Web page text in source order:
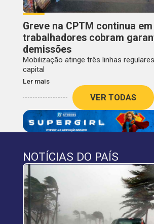
Greve na CPTM continua em
trabalhadores cobram
demissões
Mobilização atinge três linhas
capital
Ler mais
VER TODAS
NOTÍCIAS DO PAÍS